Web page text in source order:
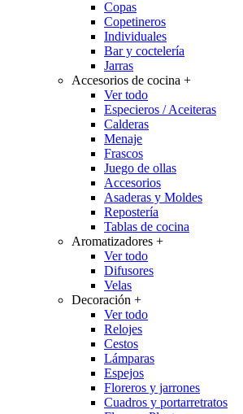
Copas
Copetineros
Individuales
Bar y coctelería
Jarras
Accesorios de cocina +
Ver todo
Especieros / Aceiteras
Calderas
Menaje
Frascos
Juego de ollas
Accesorios
Asaderas y Moldes
Repostería
Tablas de cocina
Aromatizadores +
Ver todo
Difusores
Velas
Decoración +
Ver todo
Relojes
Cestos
Lámparas
Espejos
Floreros y jarrones
Cuadros y portarretratos